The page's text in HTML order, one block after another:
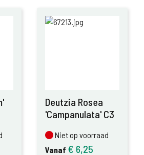
Deutzia Rosea
'Campanulata' C3
Niet op voorraad
Niet op voorraad
Vanaf € 6,25